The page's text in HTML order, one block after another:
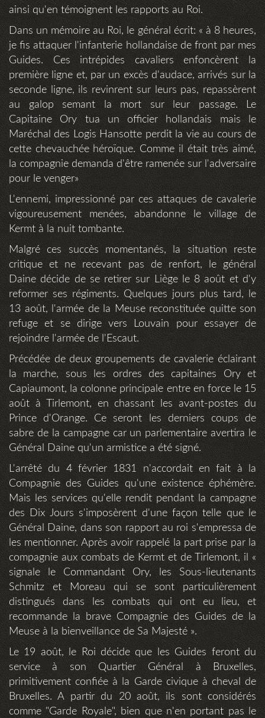
ainsi qu'en témoignent les rapports au Roi.
Dans un mémoire au Roi, le général écrit: « à 8 heures,
je fis attaquer l'infanterie hollandaise de front par mes
Guides. Ces intrépides cavaliers enfoncèrent la
première ligne et, par un excès d'audace, arrivés sur la
seconde ligne, ils revinrent sur leurs pas, repassèrent
au galop semant la mort sur leur passage. Le
Capitaine Ory tua un officier hollandais mais le
Maréchal des Logis Hansotte perdit la vie au cours de
cette chevauchée héroïque. Comme il était très aimé,
la compagnie demanda d'être ramenée sur l'adversaire
pour le venger»
L'ennemi, impressionné par ces attaques de cavalerie
vigoureusement menées, abandonne le village de
Kermt à la nuit tombante.
Malgré ces succès momentanés, la situation reste
critique et ne recevant pas de renfort, le général
Daine décide de se retirer sur Liège le 8 août et d'y
reformer ses régiments. Quelques jours plus tard, le
13 août, l'armée de la Meuse reconstituée quitte son
refuge et se dirige vers Louvain pour essayer de
rejoindre l'armée de l'Escaut.
Précédée de deux groupements de cavalerie éclairant
la marche, sous les ordres des capitaines Ory et
Capiaumont, la colonne principale entre en force le 15
août à Tirlemont, en chassant les avant-postes du
Prince d'Orange. Ce seront les derniers coups de
sabre de la campagne car un parlementaire avertira le
Général Daine qu'un armistice a été signé.
L'arrêté du 4 février 1831 n'accordait en fait à la
Compagnie des Guides qu'une existence éphémère.
Mais les services qu'elle rendit pendant la campagne
des Dix Jours s'imposèrent d'une façon telle que le
Général Daine, dans son rapport au roi s'empressa de
les mentionner. Après avoir rappelé la part prise par la
compagnie aux combats de Kermt et de Tirlemont, il «
signale le Commandant Ory, les Sous-lieutenants
Schmitz et Moreau qui se sont particulièrement
distingués dans les combats qui ont eu lieu, et
recommande la brave Compagnie des Guides de la
Meuse à la bienveillance de Sa Majesté ».
Le 19 août, le Roi décide que les Guides feront du
service à son Quartier Général à Bruxelles,
primitivement confiée à la Garde civique à cheval de
Bruxelles. A partir du 20 août, ils sont considérés
comme "Garde Royale", bien que n'en portant pas le